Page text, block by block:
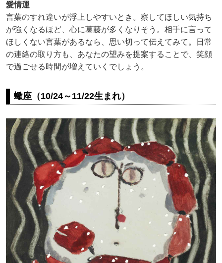
愛情運
言葉のすれ違いが浮上しやすいとき。察してほしい気持ち
が強くなるほど、心に葛藤が多くなりそう。相手に言って
ほしくない言葉があるなら、思い切って伝えてみて。日常
の連絡の取り方も、あなたの望みを提案することで、笑顔
で過ごせる時間が増えていくでしょう。
蠍座（10/24～11/22生まれ）